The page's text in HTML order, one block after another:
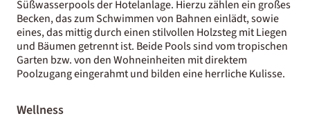
Süßwasserpools der Hotelanlage. Hierzu zählen ein großes
Becken, das zum Schwimmen von Bahnen einlädt, sowie
eines, das mittig durch einen stilvollen Holzsteg mit Liegen
und Bäumen getrennt ist. Beide Pools sind vom tropischen
Garten bzw. von den Wohneinheiten mit direktem
Poolzugang eingerahmt und bilden eine herrliche Kulisse.
Wellness